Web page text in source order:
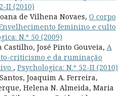
II (2010)
de Vilhena Novaes, O corpo
feminino e culto
N.º 50 (2009)
José Pinto Gouveia, A
criticismo e da ruminação
, Psychologica: N.º 52-II (2010)
Joaquim A. Ferreira,
Helena N. Almeida, Maria